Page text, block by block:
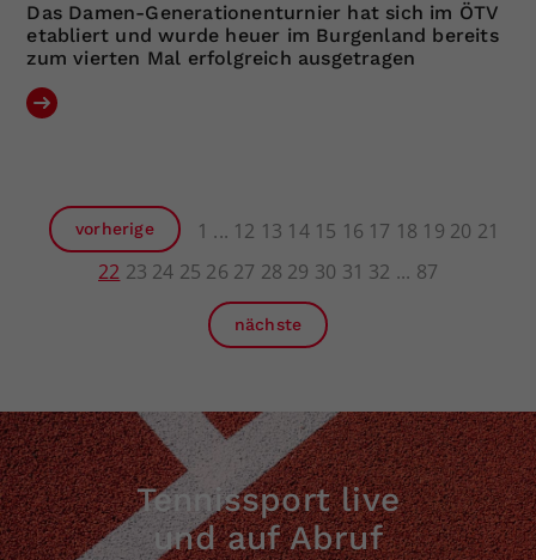
Das Damen-Generationenturnier hat sich im ÖTV
etabliert und wurde heuer im Burgenland bereits
zum vierten Mal erfolgreich ausgetragen
vorherige 1 12 13 14 15 16 17 18 19 20 21
22 23 24 25 26 27 28 29 30 31 32 87
nächste
Tennissport live
und auf Abruf